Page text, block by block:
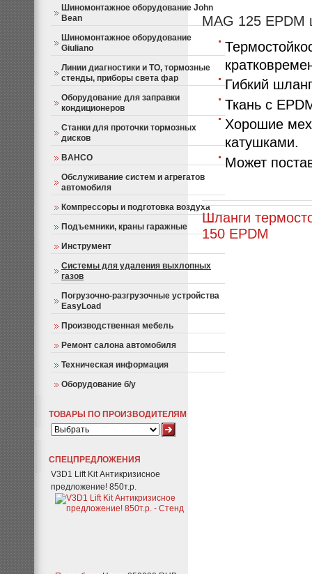
Шиномонтажное оборудование John
Bean
Шиномонтажное оборудование
Giuliano
Линии диагностики и ТО, тормозные
стенды, приборы света фар
Оборудование для заправки
кондиционеров
Станки для проточки тормозных
дисков
BAHCO
Обслуживание систем и агрегатов
автомобиля
Компрессоры и подготовка воздуха
Подъемники, краны гаражные
Инструмент
Системы для удаления выхлопных
газов
Погрузочно-разгрузочные устройства
EasyLoad
Производственная мебель
Ремонт салона автомобиля
Техническая информация
Оборудование б/у
ТОВАРЫ ПО ПРОИЗВОДИТЕЛЯМ
СПЕЦПРЕДЛОЖЕНИЯ
V3D1 Lift Kit Антикризисное
предложение! 850т.р.
MAG 125 EPDM
Гибкий
Ткань с
Хорошие
катушками.
Может
Шланги
150 EPDM